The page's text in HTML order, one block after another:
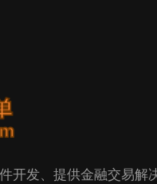
开发、提供金融交易解